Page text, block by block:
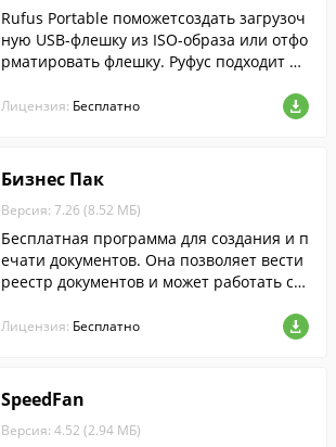
Rufus Portable поможетсоздать загрузоч
ную USB-флешку из ISO-образа или отфо
рматировать флешку. Руфус подходит дл
ает русский язык.
Лицензия: Бесплатно
Бизнес Пак
Версия: 7.26 (8.52 МБ)
Бесплатная программа для создания и п
ечати документов. Она позволяет вести
реестр документов и может работать с о
Лицензия: Бесплатно
SpeedFan
Версия: 4.52 (2.94 МБ)